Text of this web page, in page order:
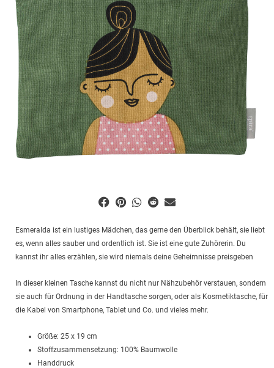
Esmeralda ist ein lustiges Mädchen, das gerne den Überblick behält, sie liebt
es, wenn alles sauber und ordentlich ist. Sie ist eine gute Zuhörerin. Du
kannst ihr alles erzählen, sie wird niemals deine Geheimnisse preisgeben
In dieser kleinen Tasche kannst du nicht nur Nähzubehör verstauen, sondern
sie auch für Ordnung in der Handtasche sorgen, oder als Kosmetiktasche, für
die Kabel von Smartphone, Tablet und Co. und vieles mehr.
Größe: 25 x 19 cm
Stoffzusammensetzung: 100% Baumwolle
Handdruck